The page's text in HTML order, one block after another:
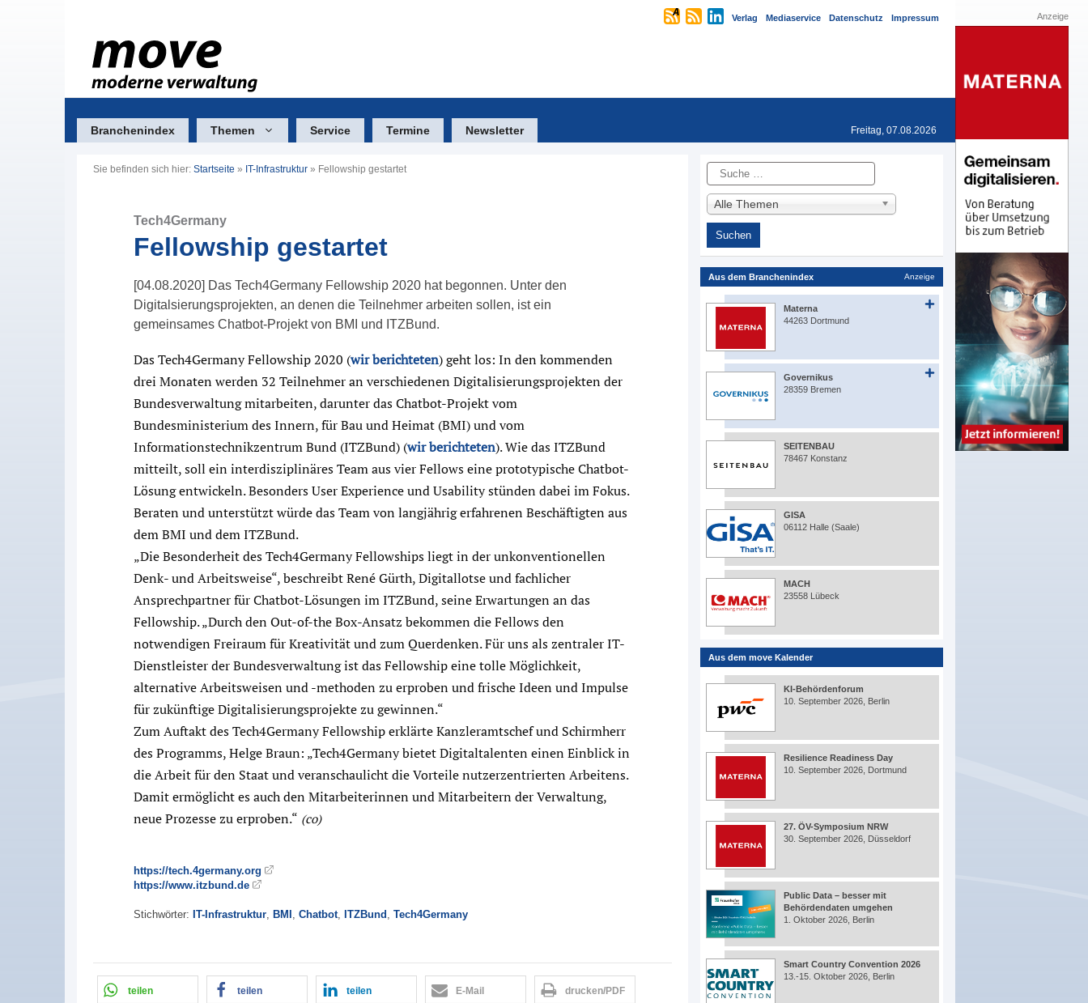
Verlag Mediaservice Datenschutz Impressum
Branchenindex Themen Service Termine Newsletter Freitag, 07.08.2026
Sie befinden sich hier: Startseite » IT-Infrastruktur » Fellowship gestartet
Tech4Germany
Fellowship gestartet
[04.08.2020] Das Tech4Germany Fellowship 2020 hat begonnen. Unter den
Digitalsierungsprojekten, an denen die Teilnehmer arbeiten sollen, ist ein
gemeinsames Chatbot-Projekt von BMI und ITZBund.
Das Tech4Germany Fellowship 2020 (wir berichteten) geht los: In den kommenden
drei Monaten werden 32 Teilnehmer an verschiedenen Digitalisierungsprojekten der
Bundesverwaltung mitarbeiten, darunter das Chatbot-Projekt vom
Bundesministerium des Innern, für Bau und Heimat (BMI) und vom
Informationstechnikzentrum Bund (ITZBund) (wir berichteten). Wie das ITZBund
mitteilt, soll ein interdisziplinäres Team aus vier Fellows eine prototypische Chatbot-
Lösung entwickeln. Besonders User Experience und Usability stünden dabei im Fokus.
Beraten und unterstützt würde das Team von langjährig erfahrenen Beschäftigten aus
dem BMI und dem ITZBund.
„Die Besonderheit des Tech4Germany Fellowships liegt in der unkonventionellen
Denk- und Arbeitsweise“, beschreibt René Gürth, Digitallotse und fachlicher
Ansprechpartner für Chatbot-Lösungen im ITZBund, seine Erwartungen an das
Fellowship. „Durch den Out-of-the Box-Ansatz bekommen die Fellows den
notwendigen Freiraum für Kreativität und zum Querdenken. Für uns als zentraler IT-
Dienstleister der Bundesverwaltung ist das Fellowship eine tolle Möglichkeit,
alternative Arbeitsweisen und -methoden zu erproben und frische Ideen und Impulse
für zukünftige Digitalisierungsprojekte zu gewinnen.“
Zum Auftakt des Tech4Germany Fellowship erklärte Kanzleramtschef und Schirmherr
des Programms, Helge Braun: „Tech4Germany bietet Digitaltalenten einen Einblick in
die Arbeit für den Staat und veranschaulicht die Vorteile nutzerzentrierten Arbeitens.
Damit ermöglicht es auch den Mitarbeiterinnen und Mitarbeitern der Verwaltung,
neue Prozesse zu erproben.“ (co)
https://tech.4germany.org
https://www.itzbund.de
Stichwörter: IT-Infrastruktur, BMI , Chatbot, ITZBund , Tech4Germany
teilen teilen teilen E-Mail drucken/PDF
Suche
Alle Themen
Aus dem Branchenindex Anzeige
Materna
44263 Dortmund
Governikus
28359 Bremen
SEITENBAU
78467 Konstanz
GISA
06112 Halle (Saale)
MACH
23558 Lübeck
Aus dem move Kalender
KI-Behördenforum
10. September 2026, Berlin
Resilience Readiness Day
10. September 2026, Dortmund
27. ÖV-Symposium NRW
30. September 2026, Düsseldorf
Public Data – besser mit
Behördendaten umgehen
1. Oktober 2026, Berlin
Smart Country Convention 2026
13.-15. Oktober 2026, Berlin
Anzeige